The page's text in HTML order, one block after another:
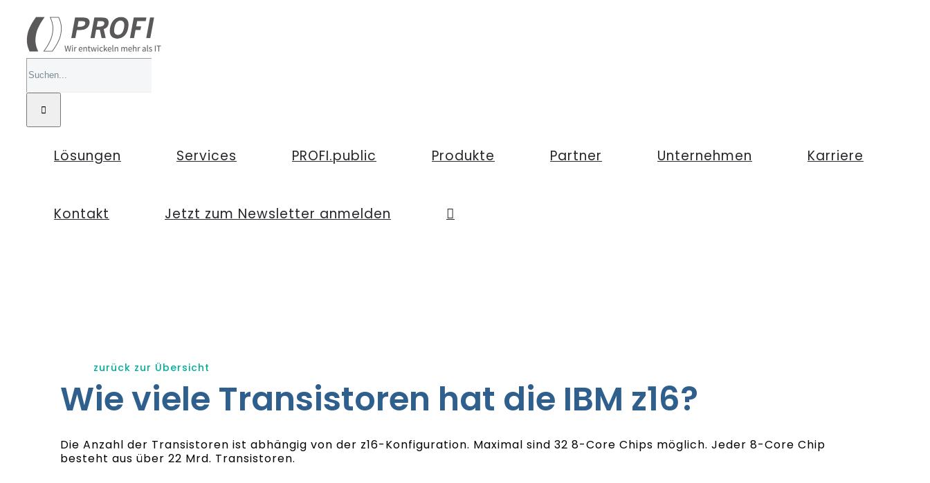
Inhalt
springen
Suche
nach:
Lösungen Services PROFI.public Produkte Partner Unternehmen Karriere
Kontakt Jetzt zum Newsletter anmelden
zurück zur Übersicht
Wie viele Transistoren hat die IBM z16?
Die Anzahl der Transistoren ist abhängig von der z16-Konfiguration. Maximal sind 32 8-Core Chips möglich. Jeder 8-Core Chip
besteht aus über 22 Mrd. Transistoren.